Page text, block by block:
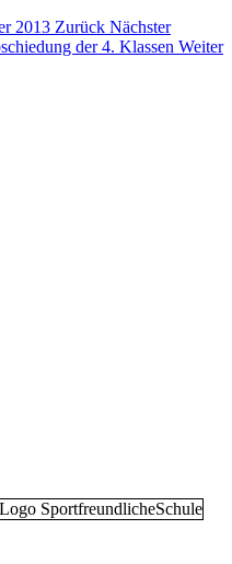
2013 Zurück Nächster
der 4. Klassen Weiter